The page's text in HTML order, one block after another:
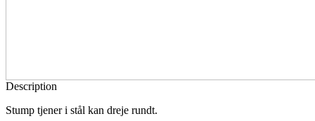
Description
Stump tjener i stål kan dreje rundt.